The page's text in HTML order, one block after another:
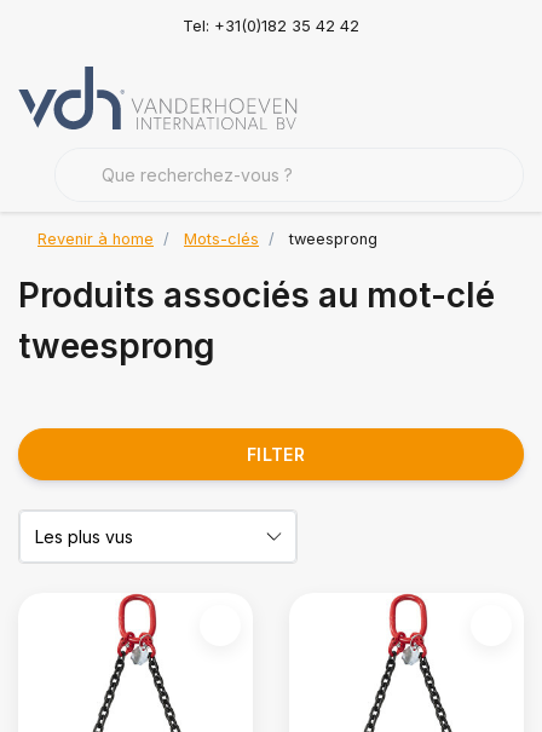
Tel: +31(0)182 35 42 42
Revenir à home Mots-clés tweesprong
Produits associés au mot-clé
tweesprong
FILTER